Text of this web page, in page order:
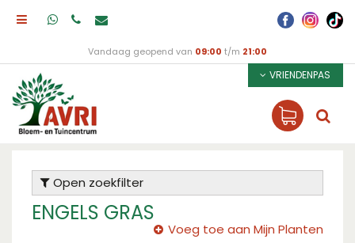
Vandaag geopend van 09:00 t/m 21:00
VRIENDENPAS
Open zoekfilter
ENGELS GRAS
Voeg toe aan Mijn Planten